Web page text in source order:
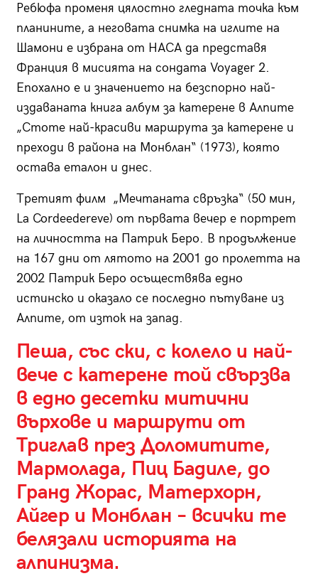
Ребюфа променя цялостно гледната точка към
планините, а неговата снимка на иглите на
Шамони е избрана от НАСА да представя
Франция в мисията на сондата Voyager 2.
Епохално е и значението на безспорно най-
издаваната книга албум за катерене в Алпите
„Стоте най-красиви маршрута за катерене и
преходи в района на Монблан“ (1973), която
остава еталон и днес.
Третият филм „Мечтаната свръзка“ (50 мин,
La Cordeedereve) от първата вечер е портрет
на личността на Патрик Беро. В продължение
на 167 дни от лятото на 2001 до пролетта на
2002 Патрик Беро осъществява едно
истинско и оказало се последно пътуване из
Алпите, от изток на запад.
Пеша, със ски, с колело и най-
вече с катерене той свързва
в едно десетки митични
върхове и маршрути от
Триглав през Доломитите,
Мармолада, Пиц Бадиле, до
Гранд Жорас, Матерхорн,
Айгер и Монблан – всички те
белязали историята на
алпинизма.